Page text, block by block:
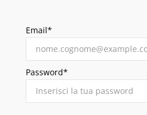
Email*
Password*